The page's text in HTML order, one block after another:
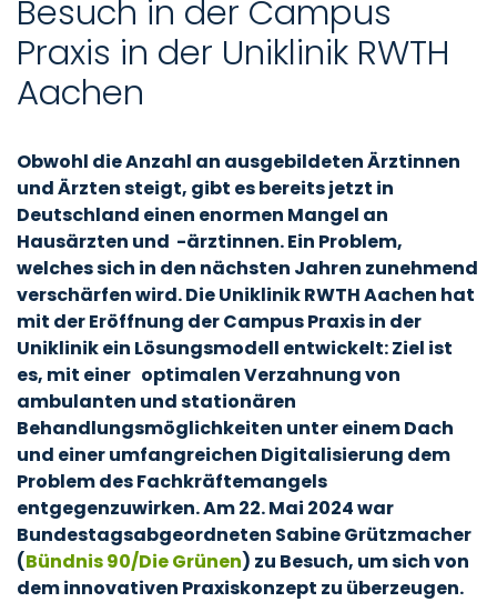
Besuch in der Campus
Praxis in der Uniklinik RWTH
Aachen
Obwohl die Anzahl an ausgebildeten Ärztinnen
und Ärzten steigt, gibt es bereits jetzt in
Deutschland einen enormen Mangel an
Hausärzten und -ärztinnen. Ein Problem,
welches sich in den nächsten Jahren zunehmend
verschärfen wird. Die Uniklinik RWTH Aachen hat
mit der Eröffnung der Campus Praxis in der
Uniklinik ein Lösungsmodell entwickelt: Ziel ist
es, mit einer optimalen Verzahnung von
ambulanten und stationären
Behandlungsmöglichkeiten unter einem Dach
und einer umfangreichen Digitalisierung dem
Problem des Fachkräftemangels
entgegenzuwirken. Am 22. Mai 2024 war
Bundestagsabgeordneten Sabine Grützmacher
(Bündnis 90/Die Grünen) zu Besuch, um sich von
dem innovativen Praxiskonzept zu überzeugen.